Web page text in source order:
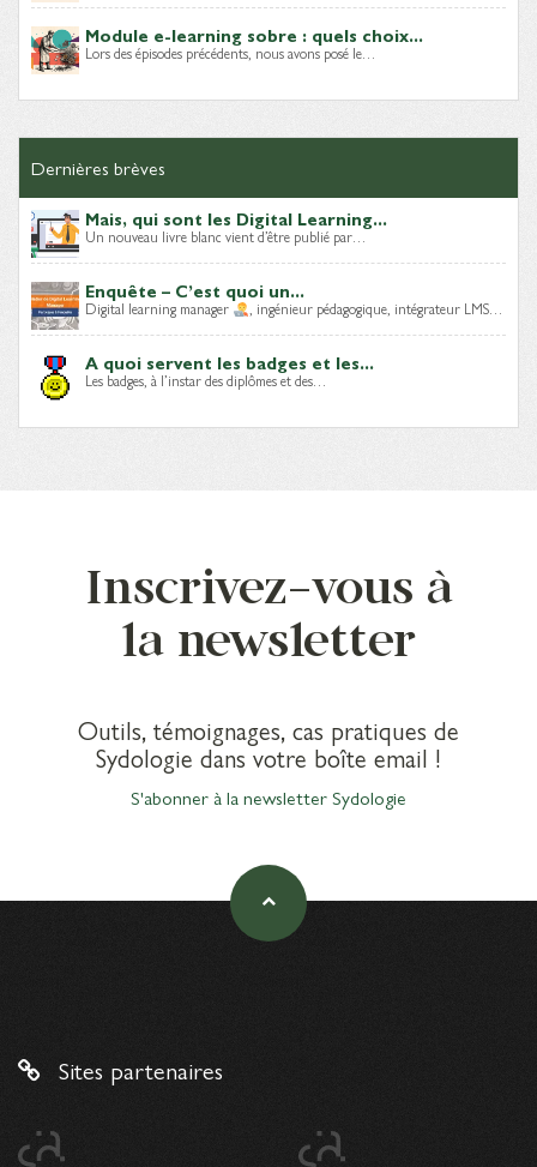
Module e-learning sobre : quels choix...
Lors des épisodes précédents, nous avons posé le…
Dernières brèves
Mais, qui sont les Digital Learning...
Un nouveau livre blanc vient d’être publié par…
Enquête – C’est quoi un...
Digital learning manager , ingénieur pédagogique, intégrateur LMS…
A quoi servent les badges et les...
Les badges, à l’instar des diplômes et des…
Inscrivez-vous à
la newsletter
Outils, témoignages, cas pratiques de
Sydologie dans votre boîte email !
S'abonner à la newsletter Sydologie
Sites partenaires